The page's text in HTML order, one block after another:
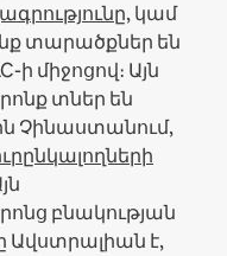
, կամ
տարածքներ են
ի միջոցով։ Այն
տներ են
Չինաստանում,
բնակության
Ավստրալիան է,